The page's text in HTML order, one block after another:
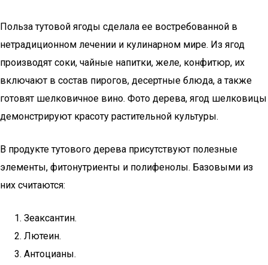
Польза тутовой ягоды сделала ее востребованной в
нетрадиционном лечении и кулинарном мире. Из ягод
производят соки, чайные напитки, желе, конфитюр, их
включают в состав пирогов, десертные блюда, а также
готовят шелковичное вино. Фото дерева, ягод шелковицы
демонстрируют красоту растительной культуры.
В продукте тутового дерева присутствуют полезные
элементы, фитонутриенты и полифенолы. Базовыми из
них считаются:
Зеаксантин.
Лютеин.
Антоцианы.